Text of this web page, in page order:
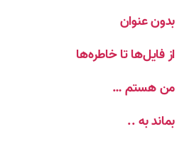
بدون عنوان
از فایل‌ها تا خاطره‌ها
من هستم …
بماند به ..